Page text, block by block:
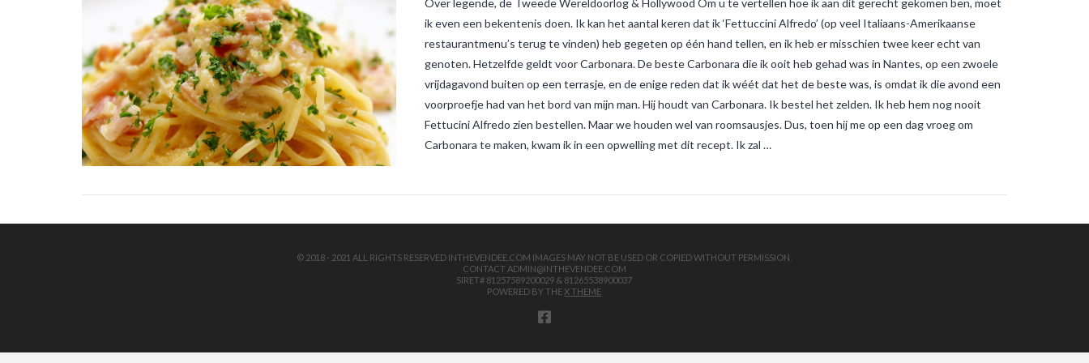
muggenbeten en
tijgermuggenbeten?
tijgermuggen uit te roeien?
in-frankrijk wonen-vendee
Over legende, de Tweede Wereldoorlog & Hollywood Om u te vertellen hoe ik aan dit gerecht gekomen ben, moet
ik even een bekentenis doen. Ik kan het aantal keren dat ik ‘Fettuccini Alfredo’ (op veel Italiaans-Amerikaanse
restaurantmenu’s terug te vinden) heb gegeten op één hand tellen, en ik heb er misschien twee keer echt van
genoten. Hetzelfde geldt voor Carbonara. De beste Carbonara die ik ooit heb gehad was in Nantes, op een zwoele
vrijdagavond buiten op een terrasje, en de enige reden dat ik wéét dat het de beste was, is omdat ik die avond een
voorproefje had van het bord van mijn man. Hij houdt van Carbonara. Ik bestel het zelden. Ik heb hem nog nooit
Fettucini Alfredo zien bestellen. Maar we houden wel van roomsausjes. Dus, toen hij me op een dag vroeg om
Carbonara te maken, kwam ik in een opwelling met dit recept. Ik zal …
© 2018 - 2021 ALL RIGHTS RESERVED INTHEVENDEE.COM IMAGES MAY NOT BE USED OR COPIED WITHOUT PERMISSION.
CONTACT ADMIN@INTHEVENDEE.COM
SIRET# 81257589200029 & 81265538900037
POWERED BY THEX THEME